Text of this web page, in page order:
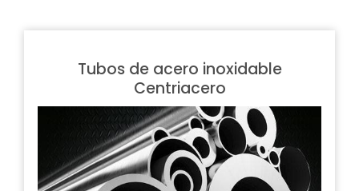
Tubos de acero inoxidable
Centriacero